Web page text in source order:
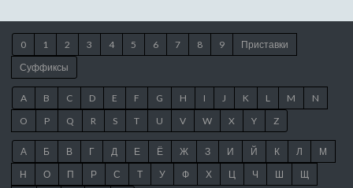
0 1 2 3 4 5 6 7 8 9
Приставки
Суффиксы
A B C D E F G H I J K L M
N
O
P Q R S T U V W X Y Z
А Б В Г Д Е Ё Ж З И Й К Л
М
Н
О П Р С Т У Ф Х Ц Ч Ш Щ